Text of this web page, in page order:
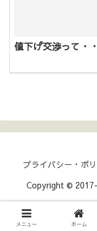
値下げ交渉って・
プライバシー・ポ
Copyright ©
メニュー ホーム